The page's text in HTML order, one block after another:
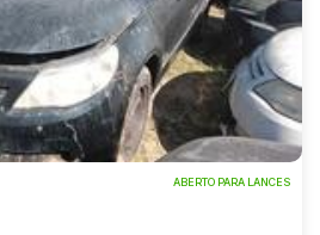
ABERTO PARA LANCES